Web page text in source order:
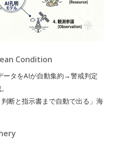
Condition
ータをAIが自動集約→警戒判定
判断と指示書まで自動で出る」海